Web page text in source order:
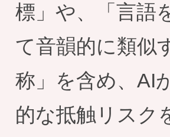
標」や、「言語
て音韻的に類似
称」を含め、AI
的な抵触リスク